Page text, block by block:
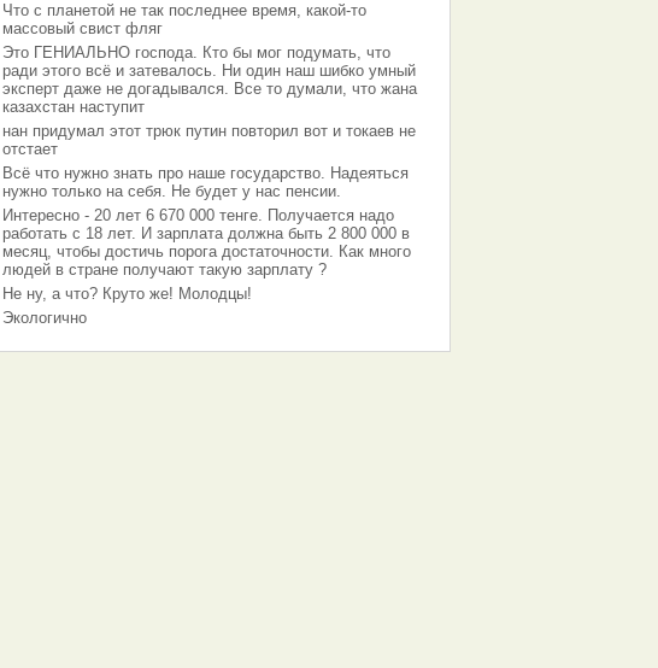
Что с планетой не так последнее время, какой-то
массовый свист фляг
Это ГЕНИАЛЬНО господа. Кто бы мог подумать, что
ради этого всё и затевалось. Ни один наш шибко умный
эксперт даже не догадывался. Все то думали, что жана
казахстан наступит
нан придумал этот трюк путин повторил вот и токаев не
отстает
Всё что нужно знать про наше государство. Надеяться
нужно только на себя. Не будет у нас пенсии.
Интересно - 20 лет 6 670 000 тенге. Получается надо
работать с 18 лет. И зарплата должна быть 2 800 000 в
месяц, чтобы достичь порога достаточности. Как много
людей в стране получают такую зарплату ?
Не ну, а что? Круто же! Молодцы!
Экологично